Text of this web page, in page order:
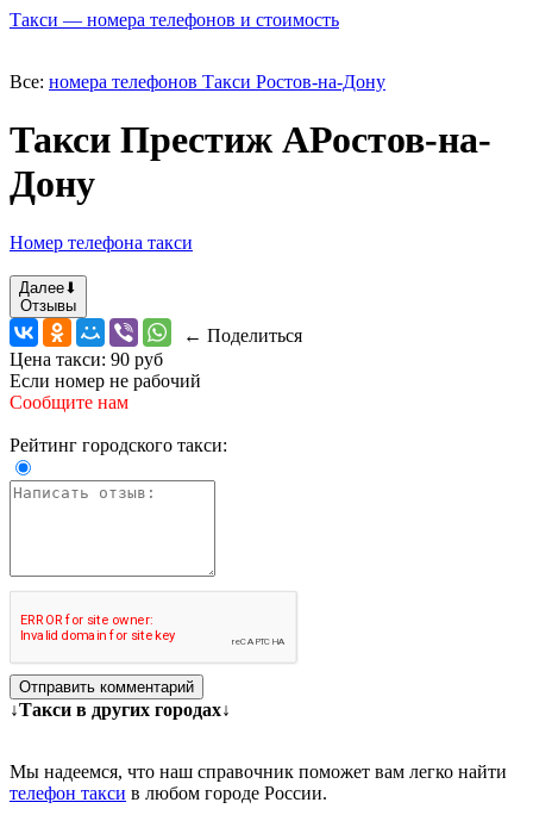
Такси — номера телефонов и стоимость
Все: номера телефонов Такси Ростов-на-Дону
Такси Престиж АРостов-на-
Дону
Номер телефона такси
Далее⬇
Отзывы
← Поделиться
Цена такси: 90 руб
Если номер не рабочий
Сообщите нам
Рейтинг городского такси:
Отправить комментарий
↓Такси в других городах↓
Мы надеемся, что наш справочник поможет вам легко найти
телефон такси в любом городе России.